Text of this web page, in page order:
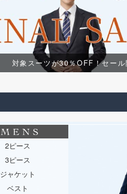
対象スーツが30％OFF！セール
2ピース
3ピース
ジャケット
ベスト